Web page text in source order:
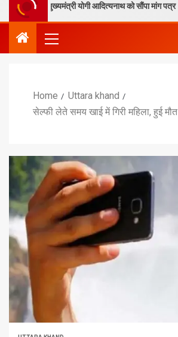
योगी आदित्यनाथ को सौंपा मांग पत्र
Home
Uttara khand
सेल्फी लेते समय खाई में गिरी महिला, हुई मौत